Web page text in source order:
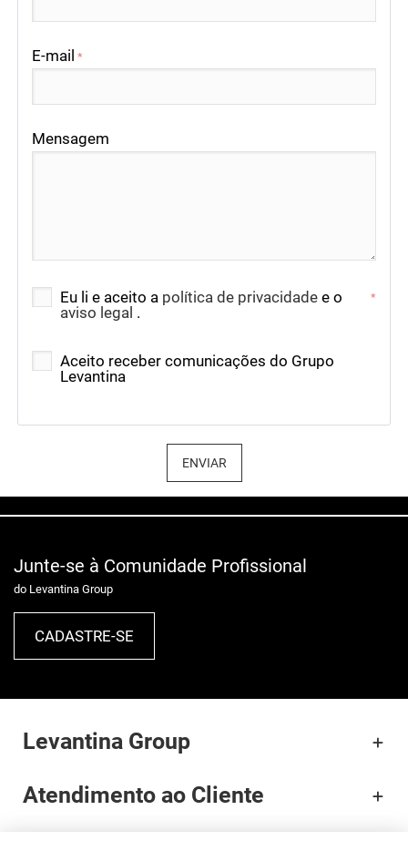
E-mail *
Mensagem
Eu li e aceito a política de privacidade e o
aviso legal .
*
Aceito receber comunicações do Grupo
Levantina
ENVIAR
Junte-se à Comunidade Profissional
do Levantina Group
CADASTRE-SE
Levantina Group
Atendimento ao Cliente